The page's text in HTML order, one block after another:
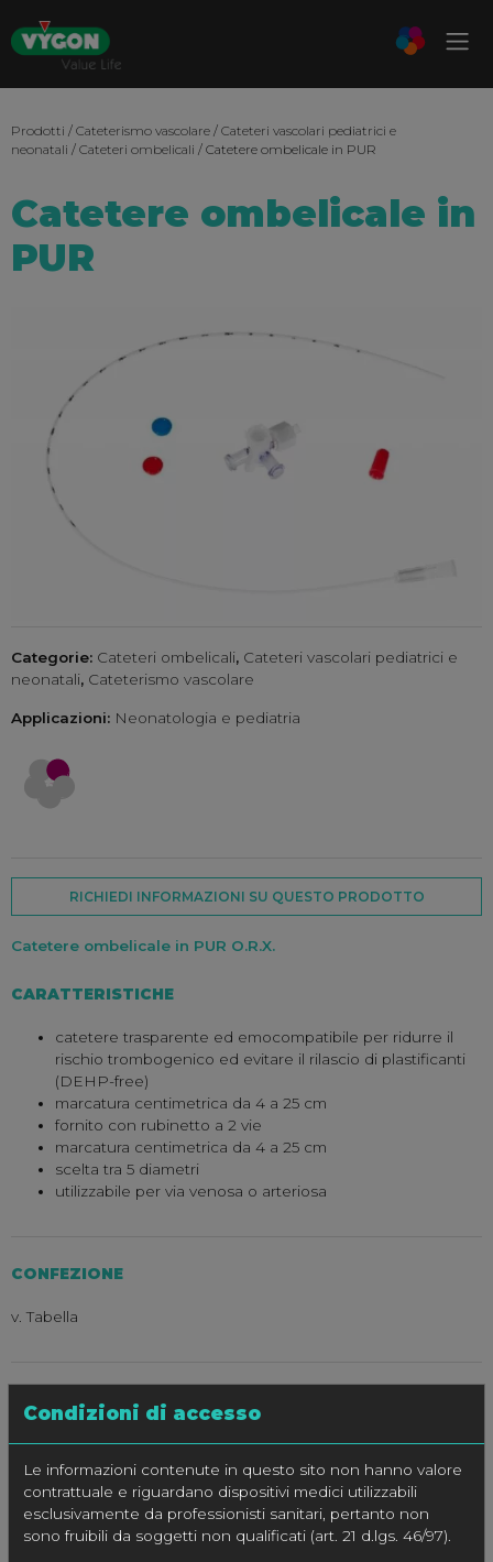
Condizioni di accesso
Le informazioni contenute in questo sito non hanno valore
contrattuale e riguardano dispositivi medici utilizzabili
esclusivamente da professionisti sanitari, pertanto non
sono fruibili da soggetti non qualificati (art. 21 d.lgs. 46/97).
Prodotti / Cateterismo vascolare / Cateteri vascolari pediatrici e
neonatali / Cateteri ombelicali / Catetere ombelicale in PUR
Catetere ombelicale in
PUR
Categorie: Cateteri ombelicali, Cateteri vascolari pediatrici e
neonatali, Cateterismo vascolare
Applicazioni: Neonatologia e pediatria
RICHIEDI INFORMAZIONI SU QUESTO PRODOTTO
Catetere ombelicale in PUR O.R.X.
CARATTERISTICHE
catetere trasparente ed emocompatibile per ridurre il
rischio trombogenico ed evitare il rilascio di plastificanti
(DEHP-free)
marcatura centimetrica da 4 a 25 cm
fornito con rubinetto a 2 vie
marcatura centimetrica da 4 a 25 cm
scelta tra 5 diametri
utilizzabile per via venosa o arteriosa
CONFEZIONE
v. Tabella
SPECIFICHE
Ø Est. Fr. 2.5 3.5 4
Pezzi per confezione 20